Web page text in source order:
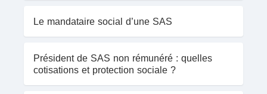
Le mandataire social d’une SAS
Président de SAS non rémunéré : quelles
cotisations et protection sociale ?